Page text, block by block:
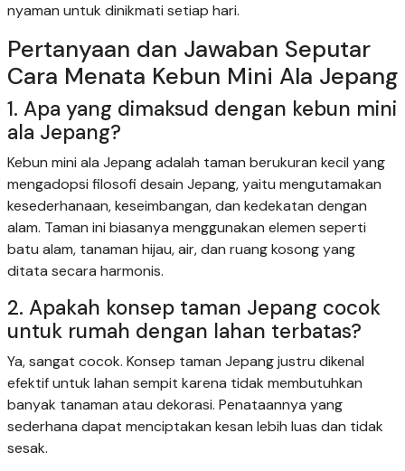
nyaman untuk dinikmati setiap hari.
Pertanyaan dan Jawaban Seputar
Cara Menata Kebun Mini Ala Jepang
1. Apa yang dimaksud dengan kebun mini
ala Jepang?
Kebun mini ala Jepang adalah taman berukuran kecil yang
mengadopsi filosofi desain Jepang, yaitu mengutamakan
kesederhanaan, keseimbangan, dan kedekatan dengan
alam. Taman ini biasanya menggunakan elemen seperti
batu alam, tanaman hijau, air, dan ruang kosong yang
ditata secara harmonis.
2. Apakah konsep taman Jepang cocok
untuk rumah dengan lahan terbatas?
Ya, sangat cocok. Konsep taman Jepang justru dikenal
efektif untuk lahan sempit karena tidak membutuhkan
banyak tanaman atau dekorasi. Penataannya yang
sederhana dapat menciptakan kesan lebih luas dan tidak
sesak.